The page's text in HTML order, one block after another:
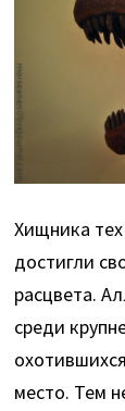
Хищника
достигли
расцвета.
среди
место. Тем